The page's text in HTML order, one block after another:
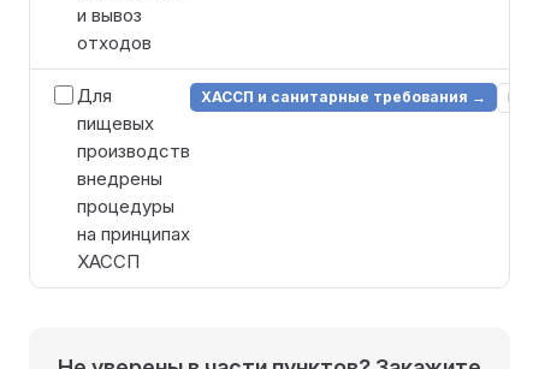
и вывоз
отходов
Для
пищевых
производств
внедрены
процедуры
на принципах
ХАССП
ХАССП и санитарные требования → НПА